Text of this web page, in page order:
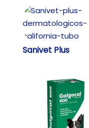
Sanivet Plus